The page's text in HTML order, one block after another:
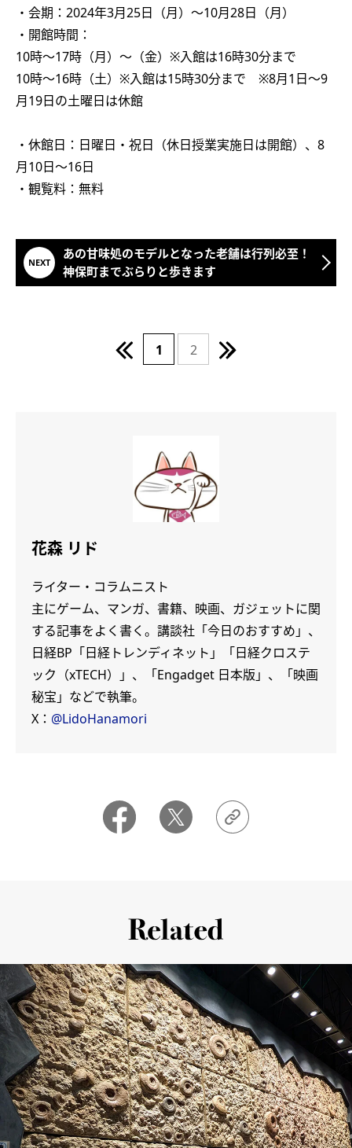
・会期：2024年3月25日（月）～10月28日（月）
・開館時間：
10時～17時（月）～（金）※入館は16時30分まで
10時～16時（土）※入館は15時30分まで ※8月1日～9
月19日の土曜日は休館
・休館日：日曜日・祝日（休日授業実施日は開館）、8
月10日～16日
・観覧料：無料
あの甘味処のモデルとなった老舗は行列必至！
神保町までぶらりと歩きます
1 2
花森 リド
ライター・コラムニスト
主にゲーム、マンガ、書籍、映画、ガジェットに関
する記事をよく書く。講談社「今日のおすすめ」、
日経BP「日経トレンディネット」「日経クロステ
ック（xTECH）」、「Engadget 日本版」、「映画
秘宝」などで執筆。
X： @LidoHanamori